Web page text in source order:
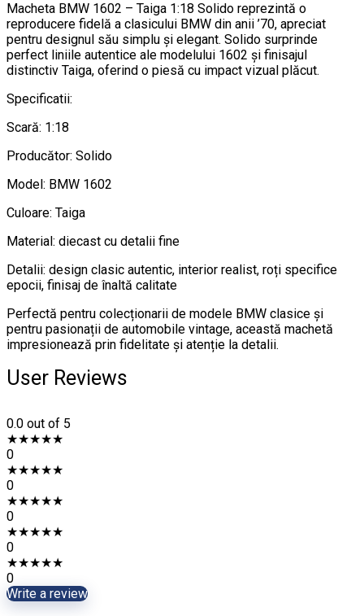
Macheta BMW 1602 – Taiga 1:18 Solido reprezintă o
reproducere fidelă a clasicului BMW din anii ’70, apreciat
pentru designul său simplu și elegant. Solido surprinde
perfect liniile autentice ale modelului 1602 și finisajul
distinctiv Taiga, oferind o piesă cu impact vizual plăcut.
Specificatii:
Scară: 1:18
Producător: Solido
Model: BMW 1602
Culoare: Taiga
Material: diecast cu detalii fine
Detalii: design clasic autentic, interior realist, roți specifice
epocii, finisaj de înaltă calitate
Perfectă pentru colecționarii de modele BMW clasice și
pentru pasionații de automobile vintage, această machetă
impresionează prin fidelitate și atenție la detalii.
User Reviews
0.0 out of 5
★★★★★
0
★★★★★
0
★★★★★
0
★★★★★
0
★★★★★
0
Write a review